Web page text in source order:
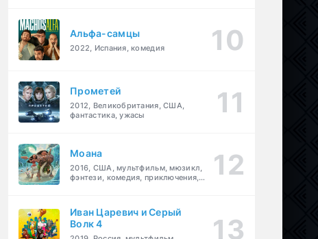
Альфа-самцы
2022, Испания, комедия
Прометей
2012, Великобритания, США,
фантастика, ужасы
Моана
2016, США, мультфильм, мюзикл,
фэнтези, комедия, приключения,
Иван Царевич и Серый
Волк 4